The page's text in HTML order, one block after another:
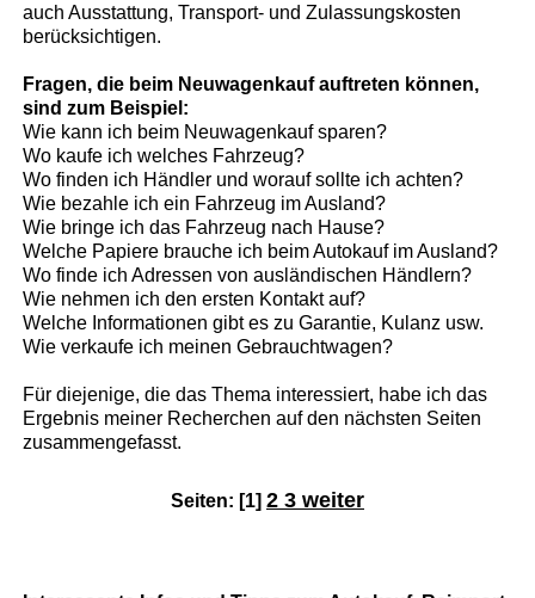
auch Ausstattung, Transport- und Zulassungskosten
berücksichtigen.
Fragen, die beim Neuwagenkauf auftreten können,
sind zum Beispiel:
Wie kann ich beim Neuwagenkauf sparen?
Wo kaufe ich welches Fahrzeug?
Wo finden ich Händler und worauf sollte ich achten?
Wie bezahle ich ein Fahrzeug im Ausland?
Wie bringe ich das Fahrzeug nach Hause?
Welche Papiere brauche ich beim Autokauf im Ausland?
Wo finde ich Adressen von ausländischen Händlern?
Wie nehmen ich den ersten Kontakt auf?
Welche Informationen gibt es zu Garantie, Kulanz usw.
Wie verkaufe ich meinen Gebrauchtwagen?
Für diejenige, die das Thema interessiert, habe ich das
Ergebnis meiner Recherchen auf den nächsten Seiten
zusammengefasst.
Seiten: [1] 2 3 weiter